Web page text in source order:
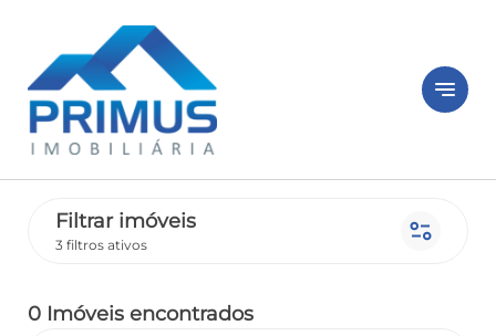
notes
Filtrar imóveis
3 filtros ativos page_info
0 Imóveis encontrados